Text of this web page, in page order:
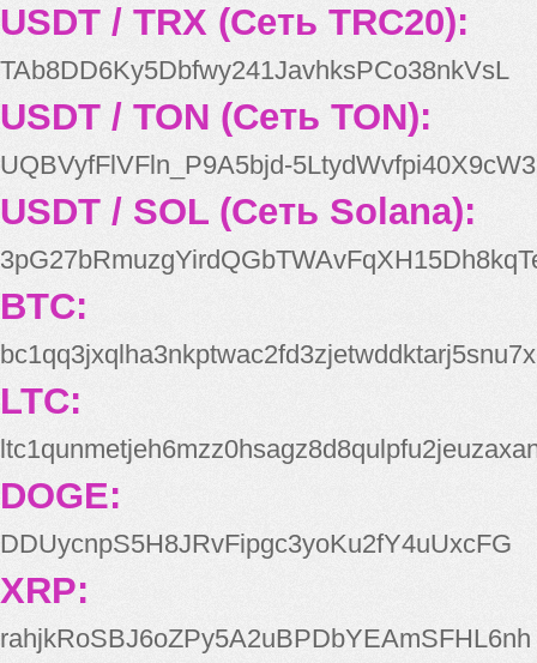
USDT / TRX (Сеть TRC20):
TAb8DD6Ky5Dbfwy241JavhksPCo38nkVsL
USDT / TON (Сеть TON):
UQBVyfFlVFln_P9A5bjd-
USDT / SOL (Сеть Solana):
BTC:
bc1qq3jxqlha3nkptwac2fd3zjetwddktarj5snu7x
LTC:
DOGE:
DDUycnpS5H8JRvFipgc3yoKu2fY4uUxcFG
XRP:
rahjkRoSBJ6oZPy5A2uBPDbYEAmSFHL6nh